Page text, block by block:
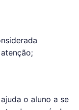
o aluno a se